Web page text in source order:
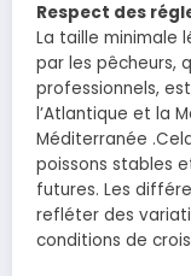
Respect des
La taille minimale
par les pêcheurs,
professionnels,
l’Atlantique et la
Méditerranée
poissons stables
futures. Les
refléter des
conditions de